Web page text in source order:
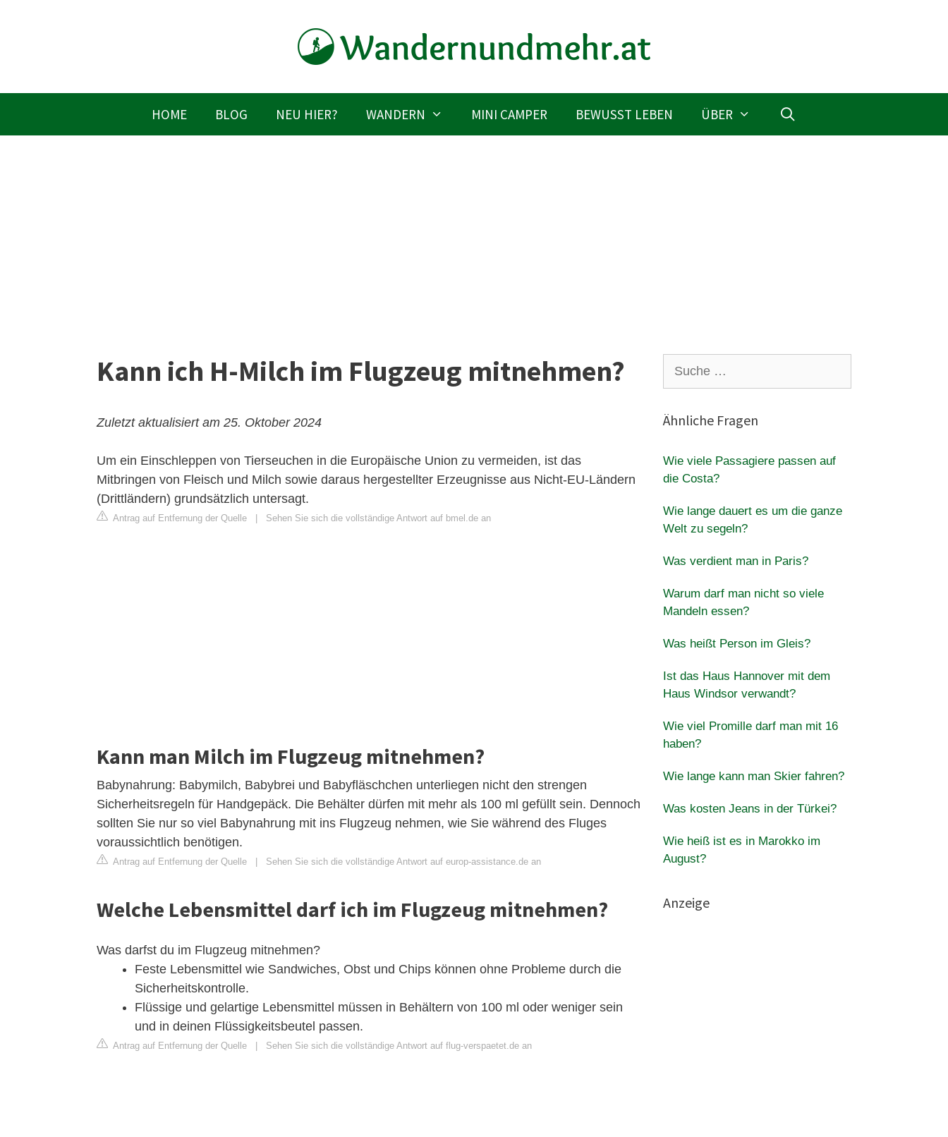
HOME BLOG NEU HIER? WANDERN MINI CAMPER BEWUSST LEBEN ÜBER
Kann ich H-Milch im Flugzeug mitnehmen?
Zuletzt aktualisiert am 25. Oktober 2024
Um ein Einschleppen von Tierseuchen in die Europäische Union zu vermeiden, ist das
Mitbringen von Fleisch und Milch sowie daraus hergestellter Erzeugnisse aus Nicht-EU-Ländern
(Drittländern) grundsätzlich untersagt.
Antrag auf Entfernung der Quelle Sehen Sie sich die vollständige Antwort auf bmel.de an
Kann man Milch im Flugzeug mitnehmen?
Babynahrung: Babymilch, Babybrei und Babyfläschchen unterliegen nicht den strengen
Sicherheitsregeln für Handgepäck. Die Behälter dürfen mit mehr als 100 ml gefüllt sein. Dennoch
sollten Sie nur so viel Babynahrung mit ins Flugzeug nehmen, wie Sie während des Fluges
voraussichtlich benötigen.
Antrag auf Entfernung der Quelle Sehen Sie sich die vollständige Antwort auf europ-assistance.de an
Welche Lebensmittel darf ich im Flugzeug mitnehmen?
Was darfst du im Flugzeug mitnehmen?
Feste Lebensmittel wie Sandwiches, Obst und Chips können ohne Probleme durch die
Sicherheitskontrolle.
Flüssige und gelartige Lebensmittel müssen in Behältern von 100 ml oder weniger sein
und in deinen Flüssigkeitsbeutel passen.
Antrag auf Entfernung der Quelle Sehen Sie sich die vollständige Antwort auf flug-verspaetet.de an
nach:
Ähnliche Fragen
Wie viele Passagiere passen auf
die Costa?
Wie lange dauert es um die ganze
Welt zu segeln?
Was verdient man in Paris?
Warum darf man nicht so viele
Mandeln essen?
Was heißt Person im Gleis?
Ist das Haus Hannover mit dem
Haus Windsor verwandt?
Wie viel Promille darf man mit 16
haben?
Wie lange kann man Skier fahren?
Was kosten Jeans in der Türkei?
Wie heiß ist es in Marokko im
August?
Anzeige